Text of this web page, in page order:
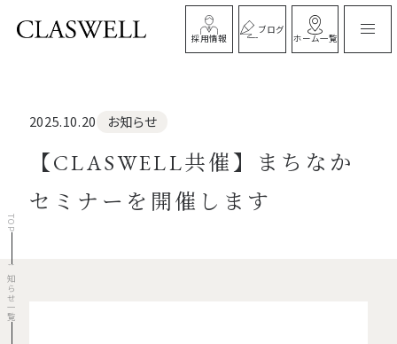
採用情報
ブログ
ホーム一覧
2025.10.20 お知らせ
【CLASWELL共催】まちなか
セミナーを開催します
TOP
お知らせ一覧